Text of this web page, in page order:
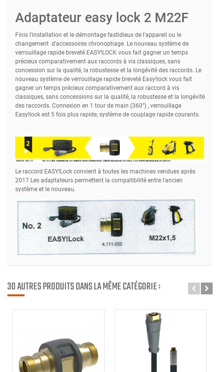
Adaptateur easy lock 2 M22F
Finis l'installation et le démontage fastidieux de l'appareil ou le
changement d'accessoires chronophage. Le nouveau système de
verrouillage rapide breveté EASY!LOCK vous fait gagner un temps
précieux comparativement aux raccords à vis classiques, sans
concession sur la qualité, la robustesse et la longévité des raccords. Le
nouveau système de verrouillage rapide breveté Easy!lock vous fait
gagner un temps précieux comparativement aux raccord à vis
classiques, sans concessions sur la qualité, la robustesse et la longévité
des raccords. Connexion en 1 tour de main (360°) , verrouillage
Easy!lock est 5 fois plus rapide, système de couplage rapide courants.
Le raccord EASY!Lock convient à toutes les machines vendues après
2017.Les adaptateurs permettent la compatibilité entre l'ancien
système et le nouveau.
30 AUTRES PRODUITS DANS LA MÊME CATÉGORIE :